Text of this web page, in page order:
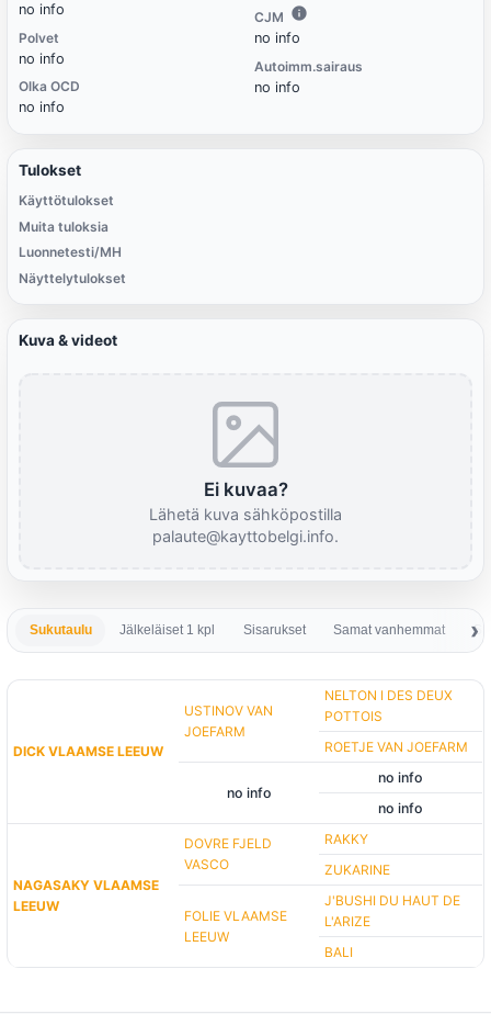
no info
Polvet
no info
Olka OCD
no info
CJM
no info
Autoimm.sairaus
no info
Tulokset
Käyttötulokset
Muita tuloksia
Luonnetesti/MH
Näyttelytulokset
Kuva & videot
Ei kuvaa?
Lähetä kuva sähköpostilla
palaute@kayttobelgi.info.
Sukutaulu Jälkeläiset 1 kpl Sisarukset Samat vanhemmat
DICK VLAAMSE LEEUW
USTINOV VAN
JOEFARM
NELTON I DES DEUX
POTTOIS
ROETJE VAN JOEFARM
no info
no info
no info
NAGASAKY VLAAMSE
LEEUW
DOVRE FJELD
VASCO
RAKKY
ZUKARINE
FOLIE VLAAMSE
LEEUW
J'BUSHI DU HAUT DE
L'ARIZE
BALI